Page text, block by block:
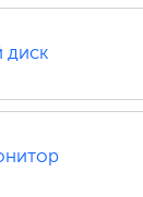
диск